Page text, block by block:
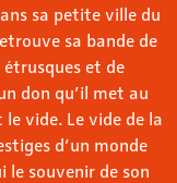
sa petite ville du
sa bande de
et de
don qu’il met au
le vide. Le vide de la
d’un monde
le souvenir de son